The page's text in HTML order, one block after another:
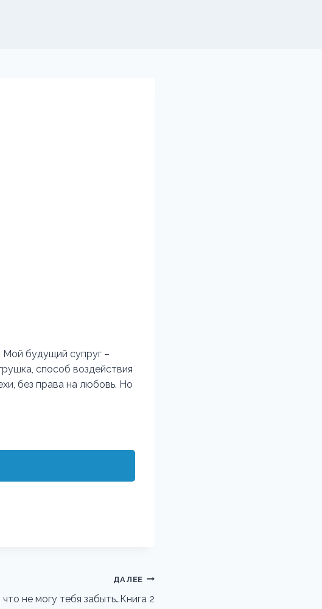
Мой будущий супруг –
способ воздействия
без права на любовь. Но
ДАЛЕЕ
не могу тебя забыть…Книга 2